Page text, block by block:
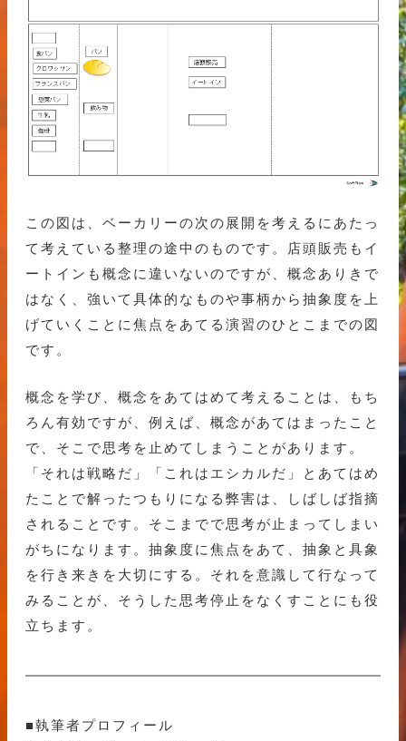
この図は、ベーカリーの次の展開を考えるにあたっ
て考えている整理の途中のものです。店頭販売もイ
ートインも概念に違いないのですが、概念ありきで
はなく、強いて具体的なものや事柄から抽象度を上
げていくことに焦点をあてる演習のひとこまでの図
です。
概念を学び、概念をあてはめて考えることは、もち
ろん有効ですが、例えば、概念があてはまったこと
で、そこで思考を止めてしまうことがあります。
「それは戦略だ」「これはエシカルだ」とあてはめ
たことで解ったつもりになる弊害は、しばしば指摘
されることです。そこまでで思考が止まってしまい
がちになります。抽象度に焦点をあて、抽象と具象
を行き来きを大切にする。それを意識して行なって
みることが、そうした思考停止をなくすことにも役
立ちます。
■執筆者プロフィール